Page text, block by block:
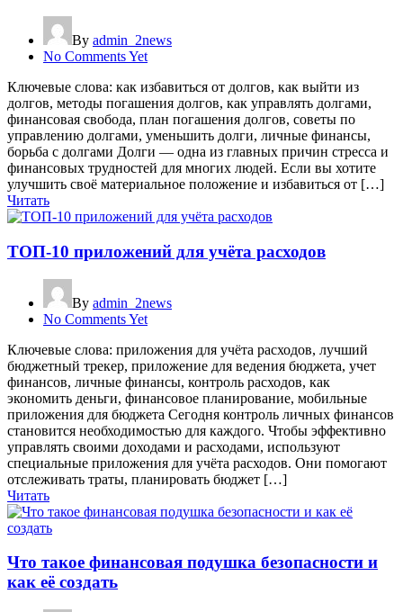
By admin_2news
No Comments Yet
Ключевые слова: как избавиться от долгов, как выйти из
долгов, методы погашения долгов, как управлять долгами,
финансовая свобода, план погашения долгов, советы по
управлению долгами, уменьшить долги, личные финансы,
борьба с долгами Долги — одна из главных причин стресса и
финансовых трудностей для многих людей. Если вы хотите
улучшить своё материальное положение и избавиться от […]
Читать
ТОП-10 приложений для учёта расходов
By admin_2news
No Comments Yet
Ключевые слова: приложения для учёта расходов, лучший
бюджетный трекер, приложение для ведения бюджета, учет
финансов, личные финансы, контроль расходов, как
экономить деньги, финансовое планирование, мобильные
приложения для бюджета Сегодня контроль личных финансов
становится необходимостью для каждого. Чтобы эффективно
управлять своими доходами и расходами, используют
специальные приложения для учёта расходов. Они помогают
отслеживать траты, планировать бюджет […]
Читать
Что такое финансовая подушка безопасности и
как её создать